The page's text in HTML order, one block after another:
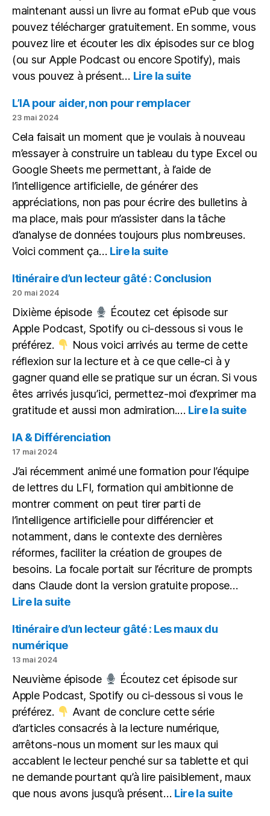
de
vidéo
maintenant aussi un livre au format ePub que vous
pouvez télécharger gratuitement. En somme, vous
pouvez lire et écouter les dix épisodes sur ce blog
(ou sur Apple Podcast ou encore Spotify), mais
vous pouvez à présent… Lire la suite:
articles,
un
ePub
L’IA pour aider, non pour remplacer
23 mai 2024
Cela faisait un moment que je voulais à nouveau
m’essayer à construire un tableau du type Excel ou
Google Sheets me permettant, à l’aide de
l’intelligence artificielle, de générer des
appréciations, non pas pour écrire des bulletins à
ma place, mais pour m’assister dans la tâche
d’analyse de données toujours plus nombreuses.
Voici comment ça… Lire la suite:
pour
pour
remplacer
Itinéraire d’un lecteur gâté : Conclusion
20 mai 2024
Dixième épisode
Écoutez cet épisode sur
Apple Podcast, Spotify ou ci-dessous si vous le
préférez.
Nous voici arrivés au terme de cette
réflexion sur la lecture et à ce que celle-ci à y
gagner quand elle se pratique sur un écran. Si vous
êtes arrivés jusqu’ici, permettez-moi d’exprimer ma
gratitude et aussi mon admiration.… Lire la suite:
IA & Différenciation
17 mai 2024
J’ai récemment animé une formation pour l’équipe
de lettres du LFI, formation qui ambitionne de
montrer comment on peut tirer parti de
l’intelligence artificielle pour différencier et
notamment, dans le contexte des dernières
réformes, faciliter la création de groupes de
besoins. La focale portait sur l’écriture de prompts
dans Claude dont la version gratuite propose…
Lire la suite:
&
Différenciation
Itinéraire d’un lecteur gâté : Les maux du
numérique
13 mai 2024
Neuvième épisode
Écoutez cet épisode sur
Apple Podcast, Spotify ou ci-dessous si vous le
préférez.
Avant de conclure cette série
d’articles consacrés à la lecture numérique,
arrêtons-nous un moment sur les maux qui
accablent le lecteur penché sur sa tablette et qui
ne demande pourtant qu’à lire paisiblement, maux
que nous avons jusqu’à présent… Lire la suite: